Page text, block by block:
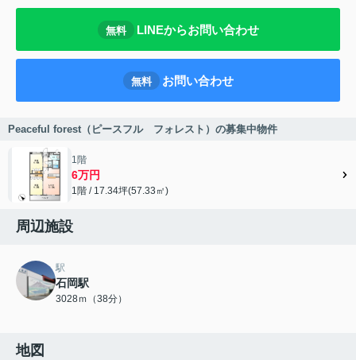
無料 LINEからお問い合わせ
無料 お問い合わせ
Peaceful forest（ピースフル フォレスト）の募集中物件
1階
6万円
1階 / 17.34坪(57.33㎡)
周辺施設
駅
石岡駅
3028ｍ（38分）
地図